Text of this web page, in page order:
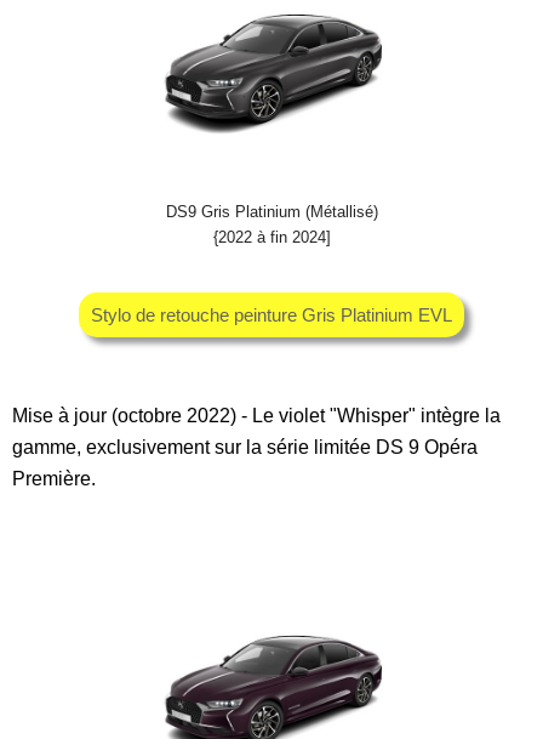
DS9 Gris Platinium (Métallisé)
{2022 à fin 2024]
Stylo de retouche peinture Gris Platinium EVL
Mise à jour (octobre 2022) - Le violet "Whisper" intègre la
gamme, exclusivement sur la série limitée DS 9 Opéra
Première.